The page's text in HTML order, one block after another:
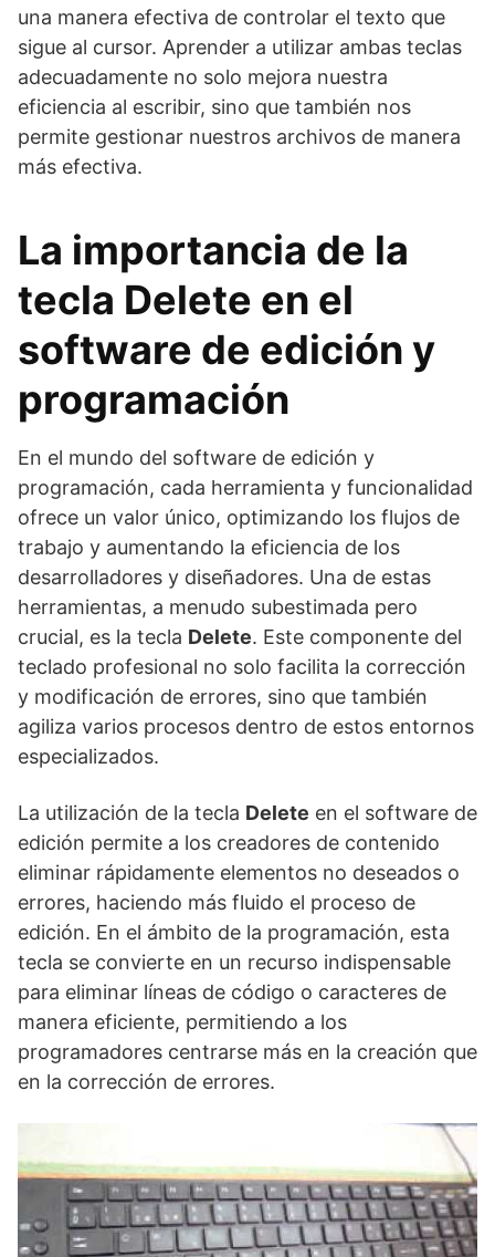
una manera efectiva de controlar el texto que
sigue al cursor. Aprender a utilizar ambas teclas
adecuadamente no solo mejora nuestra
eficiencia al escribir, sino que también nos
permite gestionar nuestros archivos de manera
más efectiva.
La importancia de la
tecla Delete en el
software de edición y
programación
En el mundo del software de edición y
programación, cada herramienta y funcionalidad
ofrece un valor único, optimizando los flujos de
trabajo y aumentando la eficiencia de los
desarrolladores y diseñadores. Una de estas
herramientas, a menudo subestimada pero
crucial, es la tecla Delete. Este componente del
teclado profesional no solo facilita la corrección
y modificación de errores, sino que también
agiliza varios procesos dentro de estos entornos
especializados.
La utilización de la tecla Delete en el software de
edición permite a los creadores de contenido
eliminar rápidamente elementos no deseados o
errores, haciendo más fluido el proceso de
edición. En el ámbito de la programación, esta
tecla se convierte en un recurso indispensable
para eliminar líneas de código o caracteres de
manera eficiente, permitiendo a los
programadores centrarse más en la creación que
en la corrección de errores.